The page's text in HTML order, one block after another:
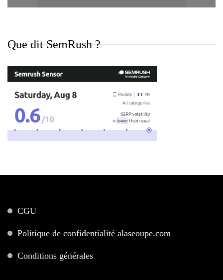
Que dit SemRush ?
CGU
Politique de confidentialité alaseoupe.com
Conditions générales